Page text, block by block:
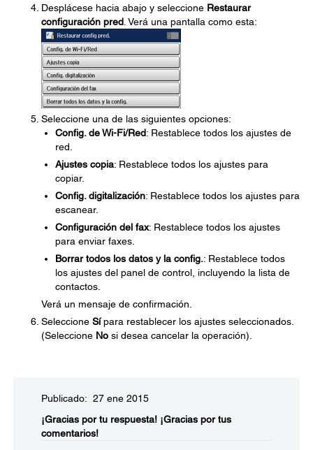
Desplácese hacia abajo y seleccione Restaurar
configuración pred . Verá una pantalla como esta:
Seleccione una de las siguientes opciones:
Config. de Wi-Fi/Red: Restablece todos los ajustes de
red.
Ajustes copia: Restablece todos los ajustes para
copiar.
Config. digitalización: Restablece todos los ajustes para
escanear.
Configuración del fax: Restablece todos los ajustes
para enviar faxes.
Borrar todos los datos y la config.: Restablece todos
los ajustes del panel de control, incluyendo la lista de
contactos.
Verá un mensaje de confirmación.
Seleccione Sípara restablecer los ajustes seleccionados.
(Seleccione No si desea cancelar la operación).
Publicado: 27 ene 2015
¡Gracias por tu respuesta! ¡Gracias por tus
comentarios!